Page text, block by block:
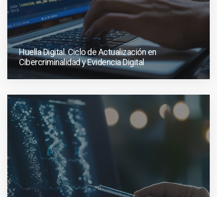
Huella Digital. Ciclo de Actualización en
Cibercriminalidad y Evidencia Digital